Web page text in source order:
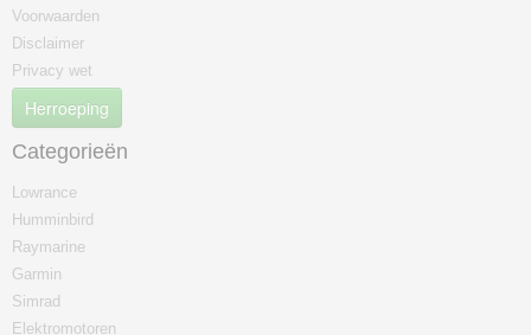
Voorwaarden
Disclaimer
Privacy wet
Herroeping
Categorieën
Lowrance
Humminbird
Raymarine
Garmin
Simrad
Elektromotoren